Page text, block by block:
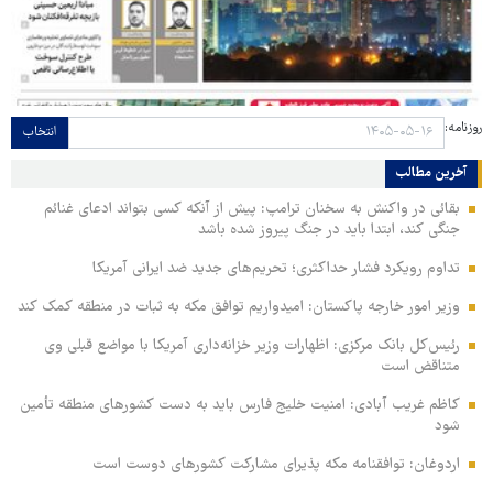
روزنامه: انتخاب
آخرین مطالب
بقائی در واکنش به سخنان ترامپ: پیش از آنکه کسی بتواند ادعای غنائم
جنگی کند، ابتدا باید در جنگ پیروز شده باشد
تداوم رویکرد فشار حداکثری؛ تحریم‌های جدید ضد ایرانی آمریکا
وزیر امور خارجه پاکستان: امیدواریم توافق مکه به ثبات در منطقه کمک کند
رئیس‌کل بانک مرکزی: اظهارات وزیر خزانه‌داری آمریکا با مواضع قبلی وی
متناقض است
کاظم غریب آبادی: امنیت خلیج فارس باید به دست کشورهای منطقه تأمین
شود
اردوغان: توافقنامه مکه پذیرای مشارکت کشورهای دوست است